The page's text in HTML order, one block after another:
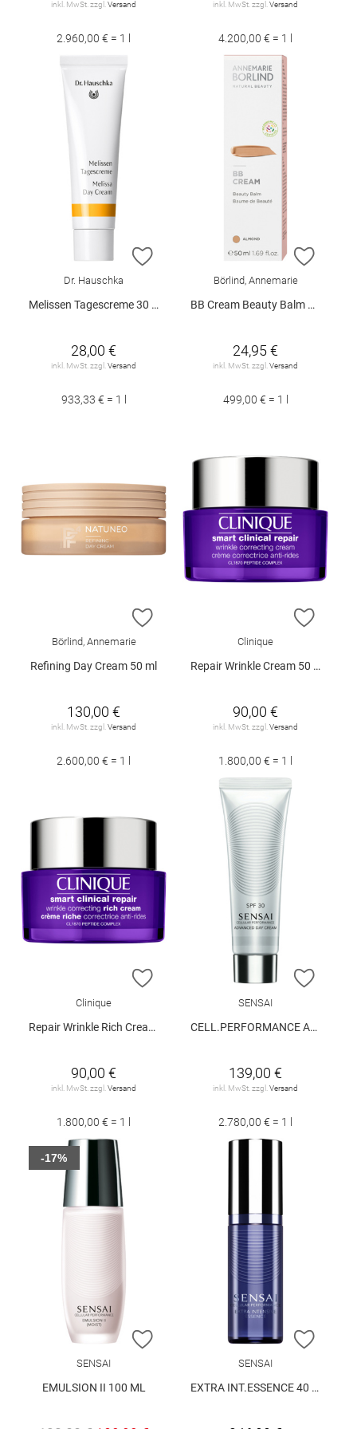
inkl. MwSt. zzgl. Versand
2.960,00 € = 1 l
inkl. MwSt. zzgl. Versand
4.200,00 € = 1 l
ZUR WUNSCHLISTE HINZUFÜGEN
Dr. Hauschka
Melissen Tagescreme 30 ml
28,00 €
inkl. MwSt. zzgl. Versand
933,33 € = 1 l
ZUR
Börlind, Annemarie
BB Cream Beauty Balm Almond 50 ml
24,95 €
inkl. MwSt. zzgl. Versand
499,00 € = 1 l
ZUR WUNSCHLISTE HINZUFÜGEN
Börlind, Annemarie
Refining Day Cream 50 ml
130,00 €
inkl. MwSt. zzgl. Versand
2.600,00 € = 1 l
ZUR
Clinique
Repair Wrinkle Cream 50 ml
90,00 €
inkl. MwSt. zzgl. Versand
1.800,00 € = 1 l
ZUR WUNSCHLISTE HINZUFÜGEN
Clinique
Repair Wrinkle Rich Cream 50 ml
90,00 €
inkl. MwSt. zzgl. Versand
1.800,00 € = 1 l
ZUR
SENSAI
CELL.PERFORMANCE ADVANCED DAY CREAM
139,00 €
inkl. MwSt. zzgl. Versand
2.780,00 € = 1 l
ZUR WUNSCHLISTE HINZUFÜGEN
SENSAI
EMULSION II 100 ML
-17%
ZUR
SENSAI
EXTRA INT.ESSENCE 40 ML